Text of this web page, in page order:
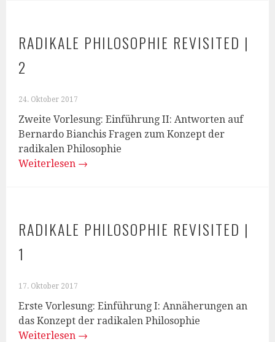
RADIKALE PHILOSOPHIE REVISITED |
2
24. Oktober 2017
Zweite Vorlesung: Einführung II: Antworten auf
Bernardo Bianchis Fragen zum Konzept der
radikalen Philosophie
Weiterlesen →
RADIKALE PHILOSOPHIE REVISITED |
1
17. Oktober 2017
Erste Vorlesung: Einführung I: Annäherungen an
das Konzept der radikalen Philosophie
Weiterlesen →